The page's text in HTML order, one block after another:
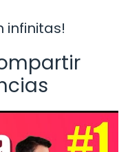
infinitas!